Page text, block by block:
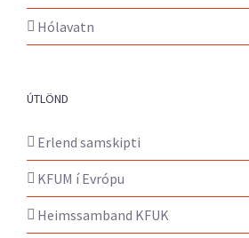
Hólavatn
ÚTLÖND
Erlend samskipti
KFUM í Evrópu
Heimssamband KFUK